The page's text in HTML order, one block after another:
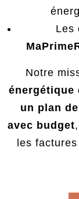
Les
Notre
énergétique
un plan
avec budget
les